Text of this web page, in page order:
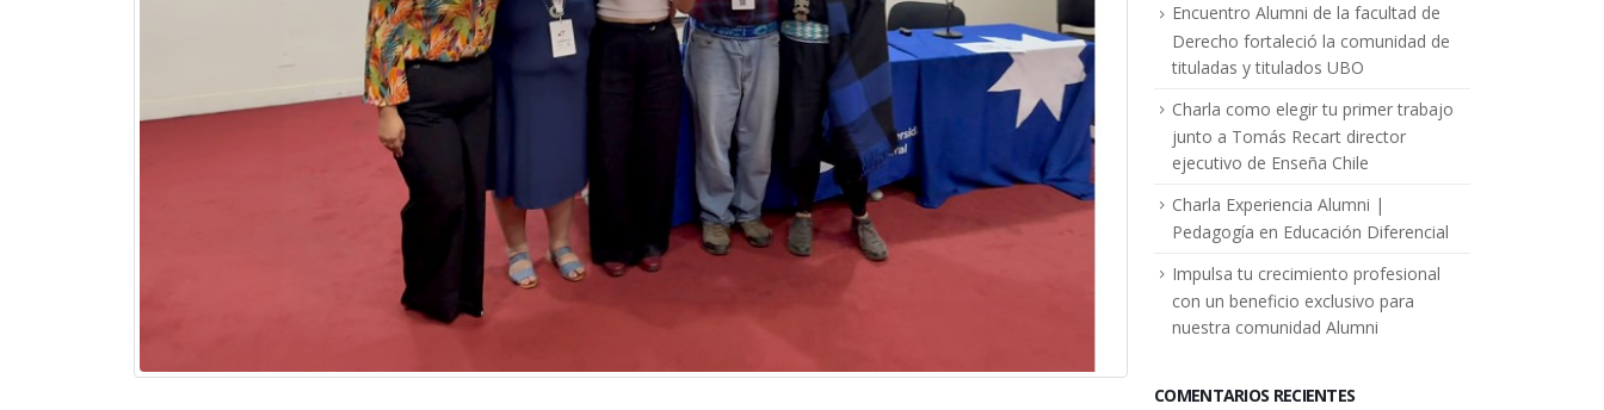
Encuentro Alumni de la facultad de
Derecho fortaleció la comunidad de
tituladas y titulados UBO
Charla como elegir tu primer trabajo
junto a Tomás Recart director
ejecutivo de Enseña Chile
Charla Experiencia Alumni |
Pedagogía en Educación Diferencial
Impulsa tu crecimiento profesional
con un beneficio exclusivo para
nuestra comunidad Alumni
COMENTARIOS RECIENTES